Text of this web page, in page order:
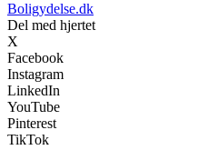
Boligydelse.dk
Del med hjertet
X
Facebook
Instagram
LinkedIn
YouTube
Pinterest
TikTok